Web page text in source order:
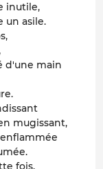
inutile,
un asile.
d'une main
mugissant,
fois,